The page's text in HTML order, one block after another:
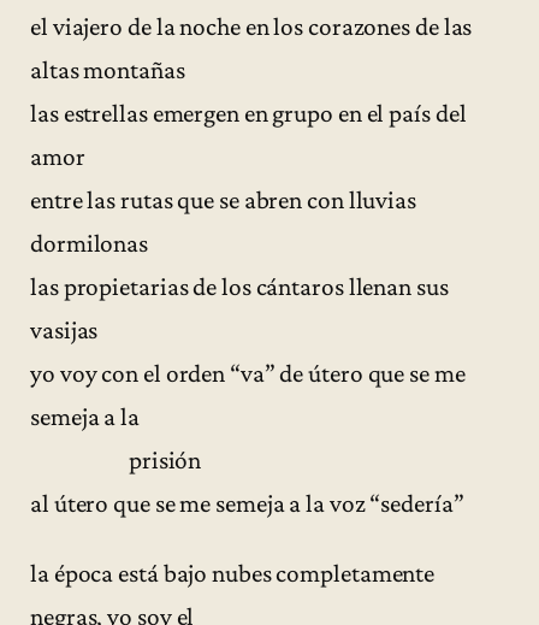
el viajero de la noche en los corazones de las
altas montañas
las estrellas emergen en grupo en el país del
amor
entre las rutas que se abren con lluvias
dormilonas
las propietarias de los cántaros llenan sus
vasijas
yo voy con el orden “va” de útero que se me
semeja a la
prisión
al útero que se me semeja a la voz “sedería”
la época está bajo nubes completamente
negras, yo soy el